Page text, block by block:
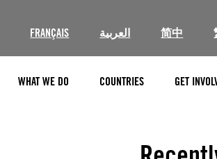
FRANÇAIS العربية 简中
WHAT WE DO COUNTRIES GET